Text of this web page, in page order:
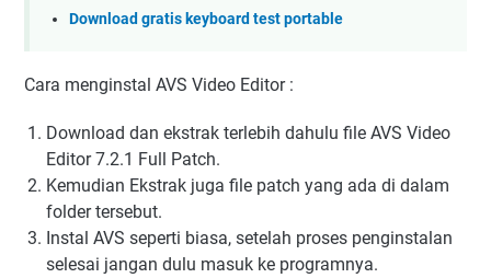
Download gratis keyboard test portable
Cara menginstal AVS Video Editor :
Download dan ekstrak terlebih dahulu file AVS Video
Editor 7.2.1 Full Patch.
Kemudian Ekstrak juga file patch yang ada di dalam
folder tersebut.
Instal AVS seperti biasa, setelah proses penginstalan
selesai jangan dulu masuk ke programnya.